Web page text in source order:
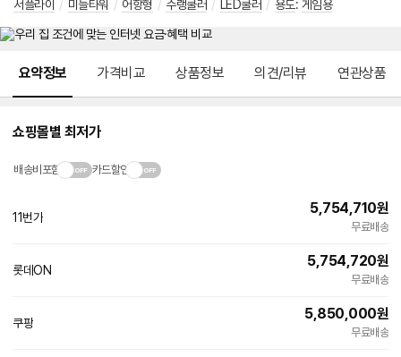
서플라이
/ 미들타워 / 어항형 / 수랭쿨러 / LED쿨러 / 용도: 게임용
요약정보 가격비교 상품정보 의견/리뷰 연관상품
쇼핑몰별 최저가
배송비포함 카드할인
11번가
5,754,710원
무료배송
롯데ON
5,754,720원
무료배송
쿠팡
5,850,000원
무료배송